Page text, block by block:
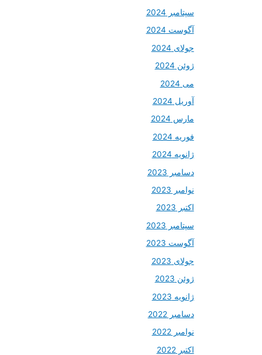
سپتامبر 2024
آگوست 2024
جولای 2024
ژوئن 2024
می 2024
آوریل 2024
مارس 2024
فوریه 2024
ژانویه 2024
دسامبر 2023
نوامبر 2023
اکتبر 2023
سپتامبر 2023
آگوست 2023
جولای 2023
ژوئن 2023
ژانویه 2023
دسامبر 2022
نوامبر 2022
اکتبر 2022